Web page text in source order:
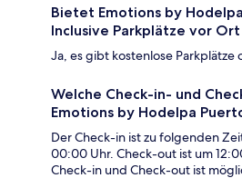
Bietet Emotions by
Inclusive Parkplätze vor Ort
Ja, es gibt kostenlose Parkplätze
Welche Check-in- und
Emotions by Hodelpa
Der Check-in ist zu folgenden
00:00 Uhr. Check-out ist um
Check-in und Check-out ist